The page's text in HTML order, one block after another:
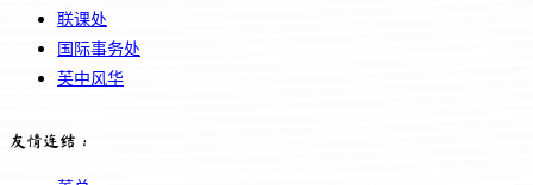
联课处
国际事务处
芙中风华
友情连结：